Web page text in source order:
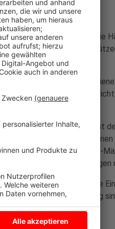
halten und regelmäßig die
dem Coronavirus zu
um und hat dafür ein
die
jeweiligen Ordnungsamt
dass Kunden
umsetzen. Bei den K&K-
den Rewe-Märkten dagegen
für die
die Infektionszahlen niedrig